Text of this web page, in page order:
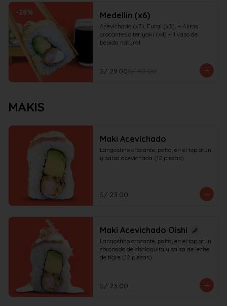
-28% Medellin (x6)
Acevichado (x3), Furai (x3), + Alitas
crocantes o teriyaki (x4) + 1 vaso de
bebida natural
S/ 29.00S/ 40.00
MAKIS
Maki Acevichado
Langostino crocante, palta, en el top atún
y salsa acevichada (12 piezas)
S/ 23.00
Maki Acevichado Oishi
Langostino crocante, palta, en el top atún
coronado de chalaquita y salsa de leche
de tigre (12 piezas)
S/ 23.00